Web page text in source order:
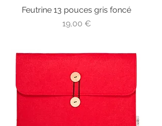
Feutrine 13 pouces gris foncé
Prix
19,00 €